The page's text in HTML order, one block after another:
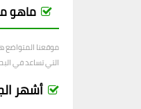
ماهو
موقعنا المتواضع
التي تساعد في
أشهر